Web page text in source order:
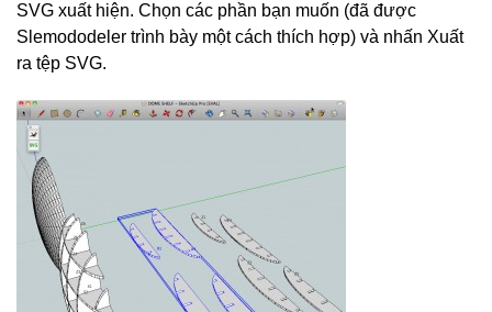
SVG xuất hiện. Chọn các phần bạn muốn (đã được
Slemododeler trình bày một cách thích hợp) và nhấn Xuất
ra tệp SVG.